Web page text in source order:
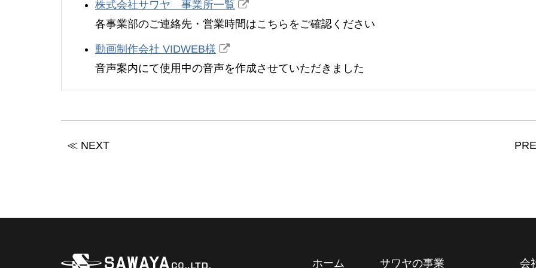
株式会社サワヤ 事業所一覧
各事業部のご連絡先・営業時間はこちらをご確認ください
動画制作会社 VIDWEB様
音声案内にて使用中の音声を作成させていただきました
≪ NEXT
ホーム サワヤの事業 会